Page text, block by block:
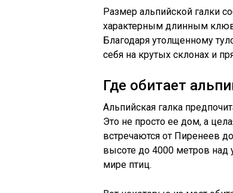
Размер альпийской галки
характерным длинным
Благодаря утолщенному
себя на крутых склонах и
Где обитает
Альпийская галка
Это не просто ее дом, а
встречаются от Пиренеев
высоте до 4000 метров над
мире птиц.